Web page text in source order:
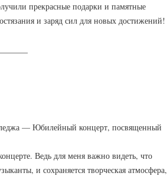
прекрасные подарки и памятные
и заряд сил для новых достижений!
— Юбилейный концерт, посвященный
Ведь для меня важно видеть, что
и сохраняется творческая атмосфера,